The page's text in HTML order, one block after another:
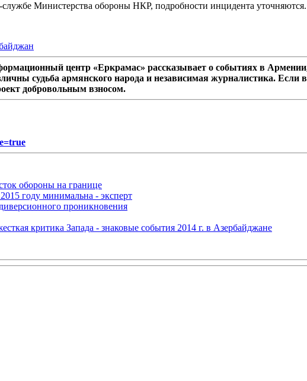
Министерства обороны НКР, подробности инцидента уточняются.
центр «Еркрамас» рассказывает о событиях в
судьба армянского народа и независимая журналистика.
добровольным взносом.
обороны на границе
году минимальна - эксперт
проникновения
критика Запада - знаковые события 2014 г. в Азербайджане